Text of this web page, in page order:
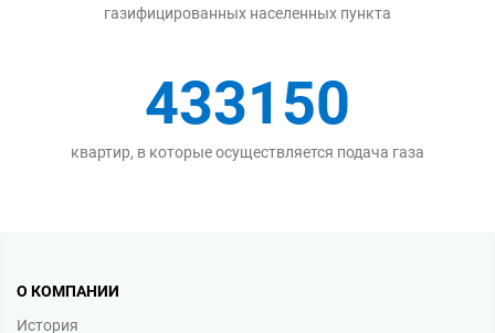
газифицированных населенных пункта
433150
квартир, в которые осуществляется подача газа
О КОМПАНИИ
История